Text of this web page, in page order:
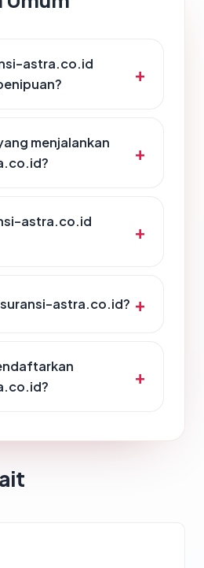
astra.co.id
menjalankan
astra.co.id
astra.co.id?